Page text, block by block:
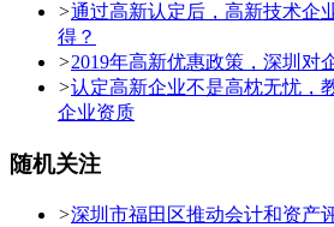
>通过高新认定后，高新技术企
得？
>2019年高新优惠政策，深圳对
>认定高新企业不是高枕无忧，
企业资质
随机关注
>深圳市福田区推动会计和资产